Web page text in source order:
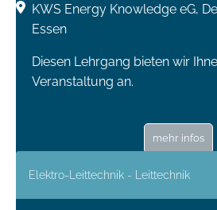
KWS Energy Knowledge eG,
Essen
Diesen Lehrgang bieten wir
Veranstaltung an.
mehr infos
Elektro-Leittechnik - Leittechnik